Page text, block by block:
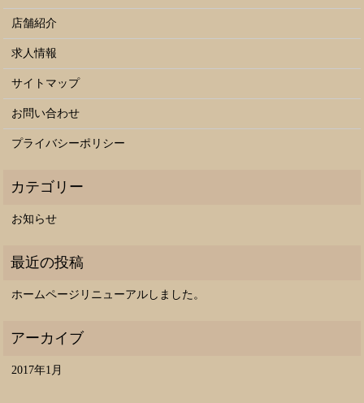
店舗紹介
求人情報
サイトマップ
お問い合わせ
プライバシーポリシー
お知らせ
ホームページリニューアルしました。
2017年1月